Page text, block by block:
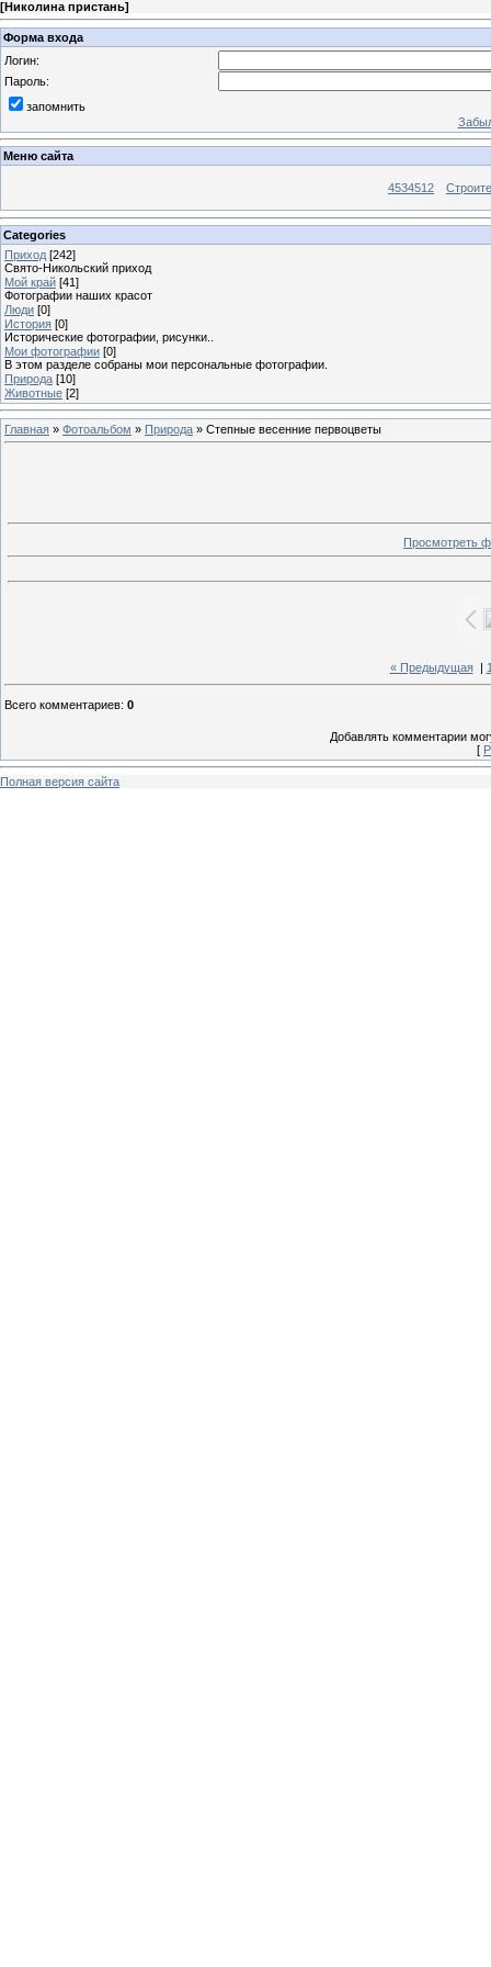
[Николина пристань]
Форма входа
Логин:
Пароль:
запомнить
Меню сайта
4534512
Categories
Приход [242]
Свято-Никольский приход
Мой край [41]
Фотографии наших красот
Люди [0]
История [0]
Исторические фотографии, рисунки..
Мои фотографии [0]
В этом разделе собраны мои персональные фотографии.
Природа [10]
Животные [2]
Главная » Фотоальбом » Природа » Степные весенние первоцветы
Просмотреть
« Предыдущая|
Всего комментариев: 0
Добавлять комментарии
[
Полная версия сайта